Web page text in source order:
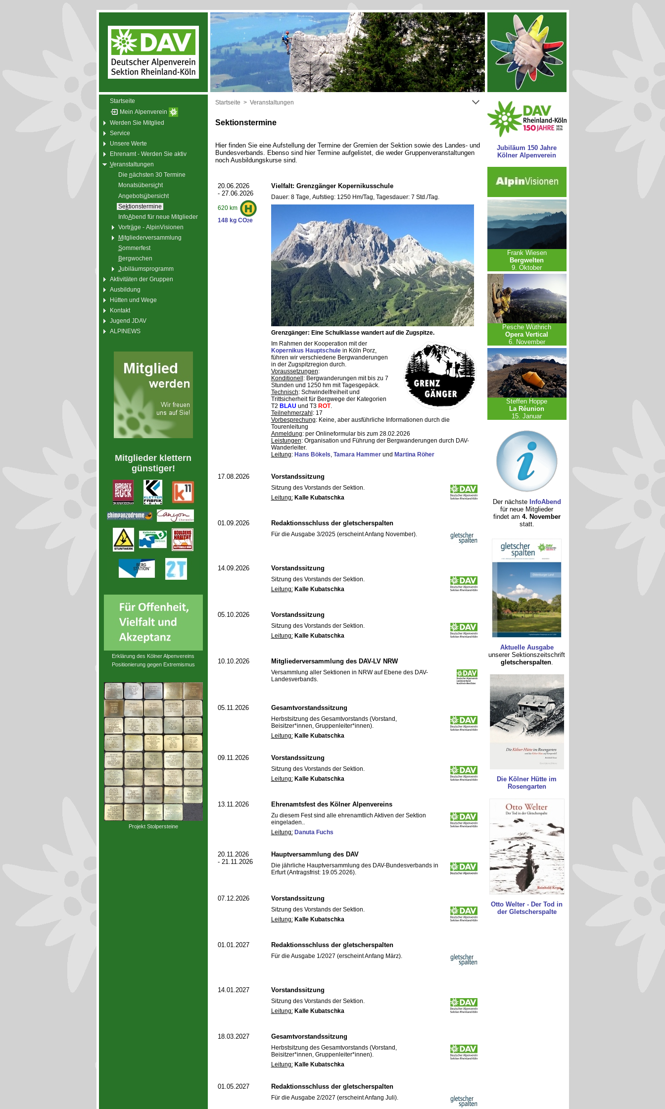
Startseite
Mein Alpenverein
Werden Sie Mitglied
Service
Unsere Werte
Ehrenamt - Werden Sie aktiv
Veranstaltungen
Die nächsten 30 Termine
Monatsübersicht
Angebotsübersicht
Sektionstermine
InfoAbend für neue Mitglieder
Vorträge - AlpinVisionen
Mitgliederversammlung
Sommerfest
Bergwochen
Jubiläumsprogramm
Aktivitäten der Gruppen
Ausbildung
Hütten und Wege
Kontakt
Jugend JDAV
ALPINEWS
Mitglieder klettern
günstiger!
Erklärung des Kölner Alpenvereins
Positionierung gegen Extremismus
Projekt Stolpersteine
Startseite > Veranstaltungen
Sektionstermine
Hier finden Sie eine Aufstellung der Termine der Gremien der Sektion sowie des Landes- und
Bundesverbands. Ebenso sind hier Termine aufgelistet, die weder Gruppenveranstaltungen
noch Ausbildungskurse sind.
20.06.2026
- 27.06.2026
620 km
148 kg CO2e
Vielfalt: Grenzgänger Kopernikusschule
Dauer: 8 Tage, Aufstieg: 1250 Hm/Tag, Tagesdauer: 7 Std./Tag.
Grenzgänger: Eine Schulklasse wandert auf die Zugspitze.
Im Rahmen der Kooperation mit der
Kopernikus Hauptschulein Köln Porz,
führen wir verschiedene Bergwanderungen
in der Zugspitzregion durch.
Voraussetzungen:
Konditionell : Bergwanderungen mit bis zu 7
Stunden und 1250 hm mit Tagesgepäck.
Technisch: Schwindelfreiheit und
Trittsicherheit für Bergwege der Kategorien
T2 BLAU und T3 ROT.
Teilnehmerzahl : 17
Vorbesprechung: Keine, aber ausführliche Informationen durch die
Tourenleitung
Anmeldung: per Onlineformular bis zum 28.02.2026
Leistungen: Organisation und Führung der Bergwanderungen durch DAV-
Wanderleiter.
Leitung: Hans Bökels, Tamara Hammerund Martina Röher
17.08.2026 Vorstandssitzung
Sitzung des Vorstands der Sektion.
Leitung: Kalle Kubatschka
01.09.2026 Redaktionsschluss der gletscherspalten
Für die Ausgabe 3/2025 (erscheint Anfang November).
14.09.2026 Vorstandssitzung
Sitzung des Vorstands der Sektion.
Leitung: Kalle Kubatschka
05.10.2026 Vorstandssitzung
Sitzung des Vorstands der Sektion.
Leitung: Kalle Kubatschka
10.10.2026 Mitgliederversammlung des DAV-LV NRW
Versammlung aller Sektionen in NRW auf Ebene des DAV-
Landesverbands.
05.11.2026 Gesamtvorstandssitzung
Herbstsitzung des Gesamtvorstands (Vorstand,
Beisitzer*innen, Gruppenleiter*innen).
Leitung: Kalle Kubatschka
09.11.2026 Vorstandssitzung
Sitzung des Vorstands der Sektion.
Leitung: Kalle Kubatschka
13.11.2026 Ehrenamtsfest des Kölner Alpenvereins
Zu diesem Fest sind alle ehrenamtlich Aktiven der Sektion
eingeladen..
Leitung: Danuta Fuchs
20.11.2026
- 21.11.2026
Hauptversammlung des DAV
Die jährliche Hauptversammlung des DAV-Bundesverbands in
Erfurt (Antragsfrist: 19.05.2026).
07.12.2026 Vorstandssitzung
Sitzung des Vorstands der Sektion.
Leitung: Kalle Kubatschka
01.01.2027 Redaktionsschluss der gletscherspalten
Für die Ausgabe 1/2027 (erscheint Anfang März).
14.01.2027 Vorstandssitzung
Sitzung des Vorstands der Sektion.
Leitung: Kalle Kubatschka
18.03.2027 Gesamtvorstandssitzung
Herbstsitzung des Gesamtvorstands (Vorstand,
Beisitzer*innen, Gruppenleiter*innen).
Leitung: Kalle Kubatschka
01.05.2027 Redaktionsschluss der gletscherspalten
Für die Ausgabe 2/2027 (erscheint Anfang Juli).
Jubiläum 150 Jahre
Kölner Alpenverein
Frank Wiesen
Bergwelten
9. Oktober
Pesche Wüthrich
Opera Vertical
6. November
Steffen Hoppe
La Réunion
15. Januar
Der nächste InfoAbend
für neue Mitglieder
findet am 4. November
statt.
Aktuelle Ausgabe
unserer Sektionszeitschrift
gletscherspalten.
Die Kölner Hütte im
Rosengarten
Otto Welter - Der Tod in
der Gletscherspalte